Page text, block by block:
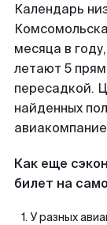
Календарь
месяца в
летают 5
пересадкой.
найденных
Как еще
билет на
У разных